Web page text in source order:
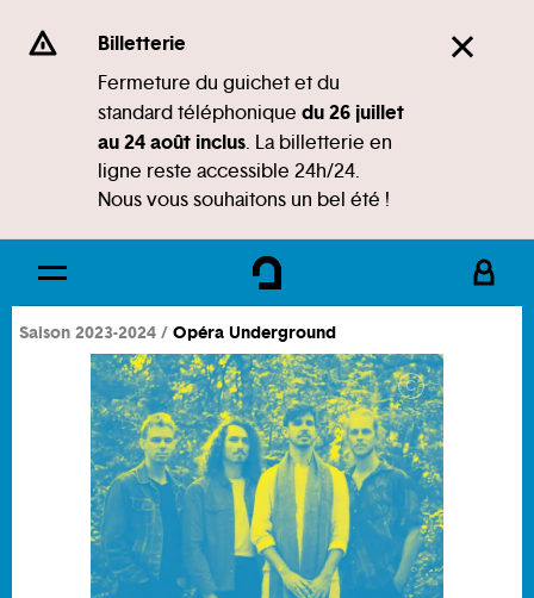
Se rendre au
Contenu principal
Pied de page
Billetterie
Fermeture du guichet et du
standard téléphonique du 26 juillet
au 24 août inclus. La billetterie en
ligne reste accessible 24h/24.
Nous vous souhaitons un bel été !
Saison 2023-2024 Opéra Underground
C